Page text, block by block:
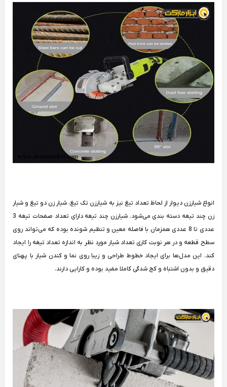
انواع شیارزن دیوار از لحاظ تعداد تیغ نیز به شیارزن تک تیغ، شیار زن دو تیغ و شیار
زن چند تیغه دسته بندی می‌شود. شیارزن چند تیغه دارای تعداد صفحات تیغه 3
عددی تا 8 عددی همزمان با فاصله معین و تنظیم شونده بوده که می‌تواند روی
سطح قطعه و در هر نوبت کاری تعداد شیار مورد نظر به اندازه تعداد تیغه را ایجاد
کند. این مدل‌ها برای ایجاد خطوط طراحی و زیبا روی نما و کندن شیار با پهنای
دقیق و بدون اشتباه و کج شدگی کاملا مفید بوده و کارایی دارند.